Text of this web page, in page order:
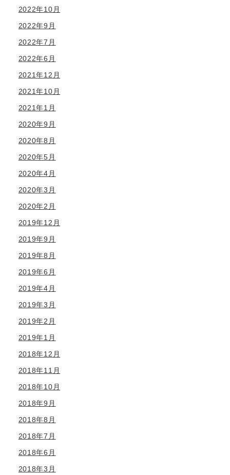
2022年10月
2022年9月
2022年7月
2022年6月
2021年12月
2021年10月
2021年1月
2020年9月
2020年8月
2020年5月
2020年4月
2020年3月
2020年2月
2019年12月
2019年9月
2019年8月
2019年6月
2019年4月
2019年3月
2019年2月
2019年1月
2018年12月
2018年11月
2018年10月
2018年9月
2018年8月
2018年7月
2018年6月
2018年3月